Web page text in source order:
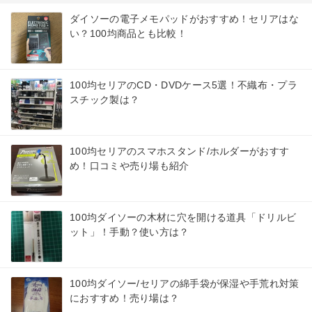
ダイソーの電子メモパッドがおすすめ！セリアはな
い？100均商品とも比較！
100均セリアのCD・DVDケース5選！不織布・プラ
スチック製は？
100均セリアのスマホスタンド/ホルダーがおすす
め！口コミや売り場も紹介
100均ダイソーの木材に穴を開ける道具「ドリルビ
ット」！手動？使い方は？
100均ダイソー/セリアの綿手袋が保湿や手荒れ対策
におすすめ！売り場は？